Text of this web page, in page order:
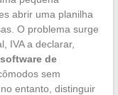
abrir uma planilha
O problema surge
IVA a declarar,
software de
sem
entanto, distinguir